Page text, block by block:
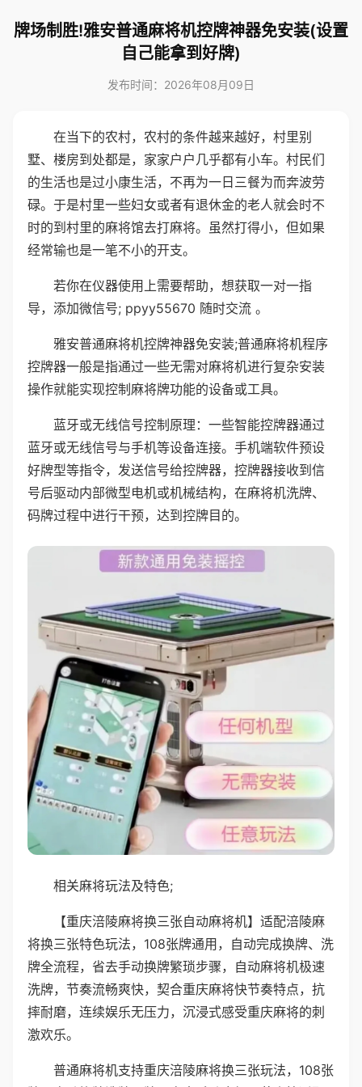
牌场制胜!雅安普通麻将机控牌神器免安装(设置
自己能拿到好牌)
发布时间：2026年08月09日
在当下的农村，农村的条件越来越好，村里别
墅、楼房到处都是，家家户户几乎都有小车。村民们
的生活也是过小康生活，不再为一日三餐为而奔波劳
碌。于是村里一些妇女或者有退休金的老人就会时不
时的到村里的麻将馆去打麻将。虽然打得小，但如果
经常输也是一笔不小的开支。
若你在仪器使用上需要帮助，想获取一对一指
导，添加微信号; ppyy55670 随时交流 。
雅安普通麻将机控牌神器免安装;普通麻将机程序
控牌器一般是指通过一些无需对麻将机进行复杂安装
操作就能实现控制麻将牌功能的设备或工具。
蓝牙或无线信号控制原理：一些智能控牌器通过
蓝牙或无线信号与手机等设备连接。手机端软件预设
好牌型等指令，发送信号给控牌器，控牌器接收到信
号后驱动内部微型电机或机械结构，在麻将机洗牌、
码牌过程中进行干预，达到控牌目的。
相关麻将玩法及特色;
【重庆涪陵麻将换三张自动麻将机】适配涪陵麻
将换三张特色玩法，108张牌通用，自动完成换牌、洗
牌全流程，省去手动换牌繁琐步骤，自动麻将机极速
洗牌，节奏流畅爽快，契合重庆麻将快节奏特点，抗
摔耐磨，连续娱乐无压力，沉浸式感受重庆麻将的刺
激欢乐。
普通麻将机支持重庆涪陵麻将换三张玩法，108张